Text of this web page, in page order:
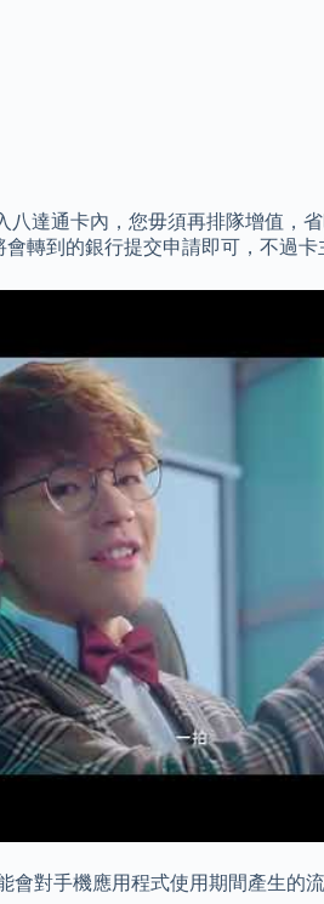
達通卡內，您毋須再排隊增值，
轉到的銀行提交申請即可，不過卡
對手機應用程式使用期間產生的